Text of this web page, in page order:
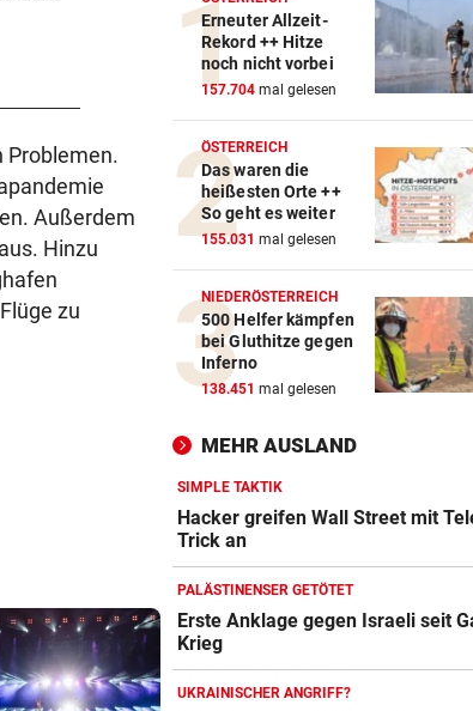
Problemen.
Außerdem
Hinzu
zu
IN MÖRBISCH vor
Treffen Sie die
Andrea Berg live
ELTERN SCHLUGEN ALARM vor
Lottogewinner schickte
Bilder an Teenager
Leni Klum präsentiert eigene
Dirndl-Kollektion
„KRONE“-KOMMENTAR vor
Ein Sieg des Antisemitismus
AUF BURG TAGGENBRUNN
„Totale Eskalation“ mit
Star Sascha Huber
WETTLAUF IN EUROPA vor
Wann kommen die Robotaxis
nach Österreich?
Erneuter Allzeit-
Rekord ++ Hitze
noch nicht vorbei
157.704 mal gelesen
ÖSTERREICH
Das waren die
heißesten Orte ++
So geht es weiter
155.031 mal gelesen
NIEDERÖSTERREICH
500 Helfer kämpfen
bei Gluthitze gegen
Inferno
138.451 mal gelesen
MEHR AUSLAND
SIMPLE TAKTIK
Hacker greifen Wall Street mit
Trick an
PALÄSTINENSER GETÖTET
Erste Anklage gegen Israeli seit
Krieg
UKRAINISCHER ANGRIFF?